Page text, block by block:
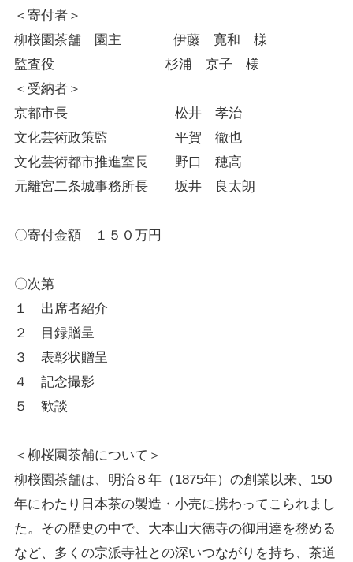
＜寄付者＞
柳桜園茶舗 園主 伊藤 寛和 様
監査役 杉浦 京子 様
＜受納者＞
京都市長 松井 孝治
文化芸術政策監 平賀 徹也
文化芸術都市推進室長 野口 穂高
元離宮二条城事務所長 坂井 良太朗
〇寄付金額 １５０万円
〇次第
１ 出席者紹介
２ 目録贈呈
３ 表彰状贈呈
４ 記念撮影
５ 歓談
＜柳桜園茶舗について＞
柳桜園茶舗は、明治８年（1875年）の創業以来、150
年にわたり日本茶の製造・小売に携わってこられまし
た。その歴史の中で、大本山大徳寺の御用達を務める
など、多くの宗派寺社との深いつながりを持ち、茶道